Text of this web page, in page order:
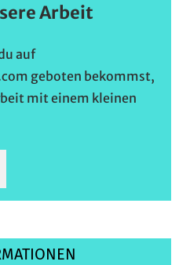
Arbeit
auf
geboten bekommst,
mit einem kleinen